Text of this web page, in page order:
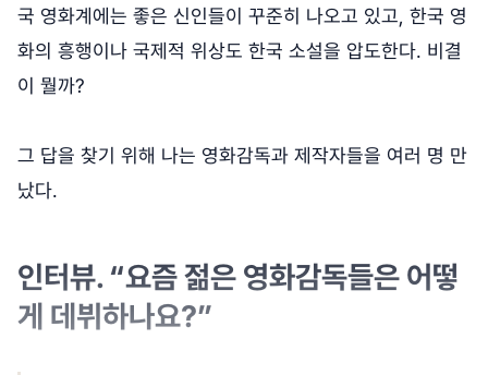
국 영화계에는 좋은 신인들이 꾸준히 나오고 있고, 한국 영
화의 흥행이나 국제적 위상도 한국 소설을 압도한다. 비결
이 뭘까?
그 답을 찾기 위해 나는 영화감독과 제작자들을 여러 명 만
났다.
인터뷰. “요즘 젊은 영화감독들은 어떻
게 데뷔하나요?”